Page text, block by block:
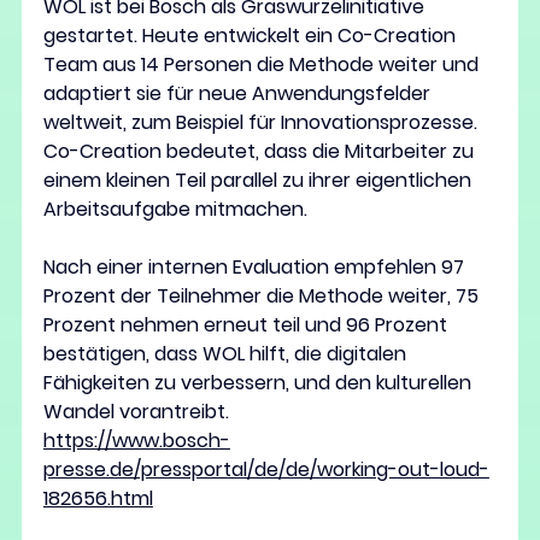
WOL ist bei Bosch als Graswurzelinitiative
gestartet. Heute entwickelt ein Co-Creation
Team aus 14 Personen die Methode weiter und
adaptiert sie für neue Anwendungsfelder
weltweit, zum Beispiel für Innovationsprozesse.
Co-Creation bedeutet, dass die Mitarbeiter zu
einem kleinen Teil parallel zu ihrer eigentlichen
Arbeitsaufgabe mitmachen.
Nach einer internen Evaluation empfehlen97
Prozent der Teilnehmer die Methode weiter, 75
Prozent nehmen erneut teil und 96 Prozent
bestätigen, dass WOL hilft, die digitalen
Fähigkeiten zu verbessern, und den kulturellen
Wandel vorantreibt.
https://www.bosch-
presse.de/pressportal/de/de/working-out-loud-
182656.html